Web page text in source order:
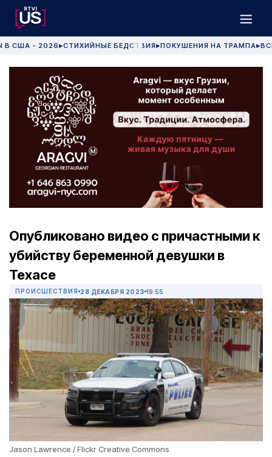
В США - 2026 ▶СТИХИЙНЫЕ БЕДСТВИЯ▶ПОКУШЕНИЯ НА ТРАМПА▶
Опубликовано видео с причастными к
убийству беременной девушки в
Техасе
ПРОИСШЕСТВИЯ 28 ДЕКАБРЯ 2023 19:55
Jason Lawrence / Flickr Creative Commons